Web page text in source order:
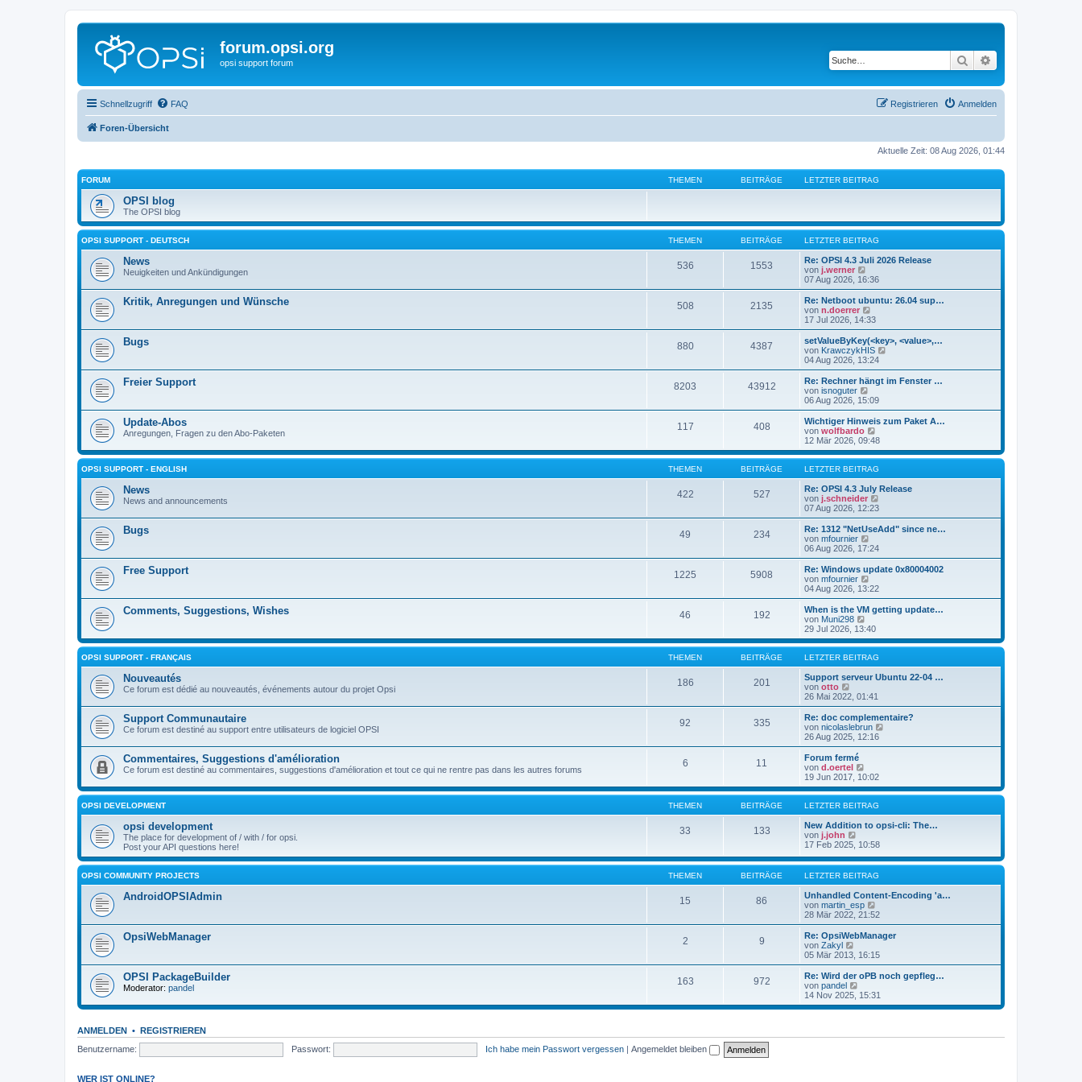
forum.opsi.org
opsi support forum Suche
Schnellzugriff FAQ Anmelden
Registrieren
Foren-Übersicht
Aktuelle Zeit: 08 Aug 2026, 01:44
FORUM THEMEN BEITRÄGE LETZTER BEITRAG
OPSI blog
The OPSI blog
OPSI SUPPORT - DEUTSCH THEMEN BEITRÄGE LETZTER BEITRAG
News
Neuigkeiten und Ankündigungen
536 1553
Re: OPSI 4.3 Juli 2026 Release
von j.werner
e
u
e
s
t
r
B
e
i
r
a
g
07 Aug 2026, 16:36
Kritik, Anregungen und Wünsche 508 2135
Re: Netboot ubuntu: 26.04 sup…
von n.doerrer
e
u
e
s
t
B
e
i
r
a
g
17 Jul 2026, 14:33
Bugs 880 4387
setValueByKey(<key>, <value>,…
von KrawczykHIS
u
e
B
t
g
04 Aug 2026, 13:24
Freier Support 8203 43912
Re: Rechner hängt im Fenster …
von isnoguter
e
u
e
s
t
r
B
e
i
t
r
06 Aug 2026, 15:09
Update-Abos
Anregungen, Fragen zu den Abo-Paketen
117 408
Wichtiger Hinweis zum Paket A…
von wolfbardo
e
u
e
s
t
e
r
B
e
i
r
g
12 Mär 2026, 09:48
OPSI SUPPORT - ENGLISH THEMEN BEITRÄGE LETZTER BEITRAG
News
News and announcements
422 527
Re: OPSI 4.3 July Release
von j.schneider
u
e
B
r
07 Aug 2026, 12:23
Bugs 49 234
Re: 1312 "NetUseAdd" since ne…
von mfournier
e
u
e
s
t
B
e
i
t
r
a
06 Aug 2026, 17:24
Free Support 1225 5908
Re: Windows update 0x80004002
von mfournier
e
u
e
s
t
r
B
e
i
r
04 Aug 2026, 13:22
Comments, Suggestions, Wishes 46 192
When is the VM getting update…
von Muni298
e
u
e
s
t
e
B
e
i
t
r
29 Jul 2026, 13:40
OPSI SUPPORT - FRANÇAIS THEMEN BEITRÄGE LETZTER BEITRAG
Nouveautés
Ce forum est dédié au nouveautés, événements autour du projet Opsi
186 201
Support serveur Ubuntu 22-04 …
von otto
e
u
e
s
t
e
B
e
t
r
a
g
26 Mai 2022, 01:41
Support Communautaire
Ce forum est destiné au support entre utilisateurs de logiciel OPSI
92 335
Re: doc complementaire?
von nicolaslebrun
u
r
e
i
g
26 Aug 2025, 12:16
Commentaires, Suggestions d'amélioration
Ce forum est destiné au commentaires, suggestions d'amélioration et tout ce qui ne rentre pas dans les autres forums
6 11
Forum fermé
von d.oertel
e
u
e
s
t
e
B
i
t
a
g
19 Jun 2017, 10:02
OPSI DEVELOPMENT THEMEN BEITRÄGE LETZTER BEITRAG
opsi development
The place for development of / with / for opsi.
Post your API questions here!
33 133
New Addition to opsi-cli: The…
von j.john
e
e
s
e
r
B
e
t
r
a
g
17 Feb 2025, 10:58
OPSI COMMUNITY PROJECTS THEMEN BEITRÄGE LETZTER BEITRAG
AndroidOPSIAdmin 15 86
Unhandled Content-Encoding 'a…
von martin_esp
e
u
e
t
B
e
i
t
g
28 Mär 2022, 21:52
OpsiWebManager 2 9
Re: OpsiWebManager
von Zakyl
e
u
e
s
t
e
r
i
05 Mär 2013, 16:15
OPSI PackageBuilder
Moderator: pandel
163 972
Re: Wird der oPB noch gepfleg…
von pandel
e
u
14 Nov 2025, 15:31
ANMELDEN • REGISTRIEREN
Benutzername:
Passwort: Ich habe mein Passwort vergessen | Angemeldet bleiben
WER IST ONLINE?